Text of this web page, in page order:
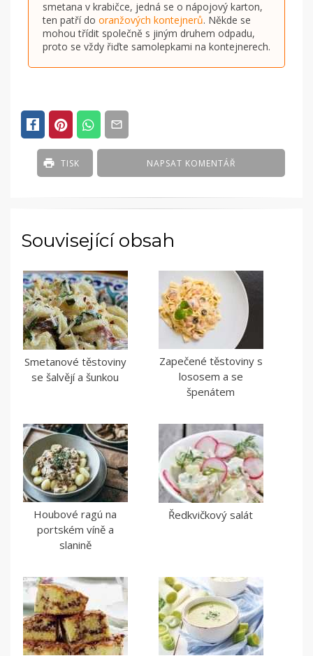
smetana v krabičce, jedná se o nápojový karton,
ten patří do oranžových kontejnerů. Někde se
mohou třídit společně s jiným druhem odpadu,
proto se vždy řiďte samolepkami na kontejnerech.
NAPSAT KOMENTÁŘ
TISK
Související obsah
Smetanové těstoviny
se šalvějí a šunkou
Zapečené těstoviny s
lososem a se
špenátem
Houbové ragú na
portském víně a
slanině
Ředkvičkový salát